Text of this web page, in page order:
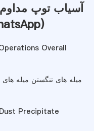
آسیاب توپ
)
Overall
میله های تنگستن میله
Precipitate